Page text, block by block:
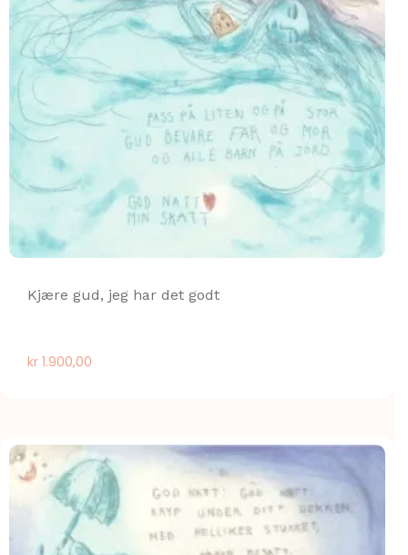
Kjære gud, jeg har det godt
kr 1.900,00